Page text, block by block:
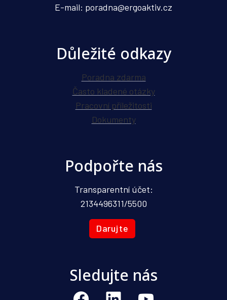
E-mail: poradna@ergoaktiv.cz
Důležité odkazy
Poradna zdarma
Často kladené otázky
Pracovní příležitosti
Dokumenty
Podpořte nás
Transparentní účet:
2134496311/5500
Darujte
Sledujte nás